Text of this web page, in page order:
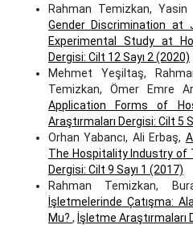
Rahman Temizkan,
Gender Discrimination at
Experimental Study at
Dergisi: Cilt 12 Sayı 2 (2020)
Mehmet Yeşiltaş,
Temizkan, Ömer Emre
Application Forms of
Araştırmaları Dergisi: Cilt 5
Orhan Yabancı, Ali Erbaş,
The Hospitality Industry of
Dergisi: Cilt 9 Sayı 1 (2017)
Rahman Temizkan,
İşletmelerinde Çatışma:
Mu? , İşletme Araştırmaları